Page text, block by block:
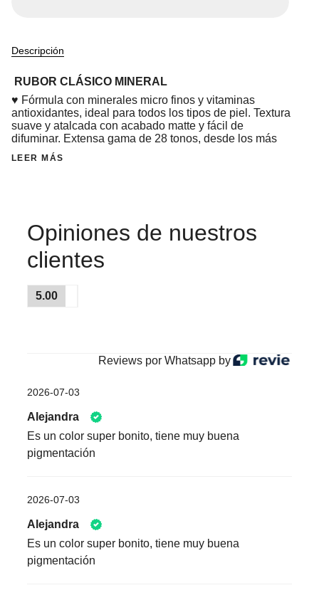
Descripción
RUBOR CLÁSICO MINERAL
♥ Fórmula con minerales micro finos y vitaminas
antioxidantes, ideal para todos los tipos de piel. Textura
suave y atalcada con acabado matte y fácil de
difuminar. Extensa gama de 28 tonos, desde los más
LEER MÁS
Opiniones de nuestros
clientes
5.00
Reviews por Whatsapp by
2026-07-03
Alejandra
Es un color super bonito, tiene muy buena
pigmentación
2026-07-03
Alejandra
Es un color super bonito, tiene muy buena
pigmentación